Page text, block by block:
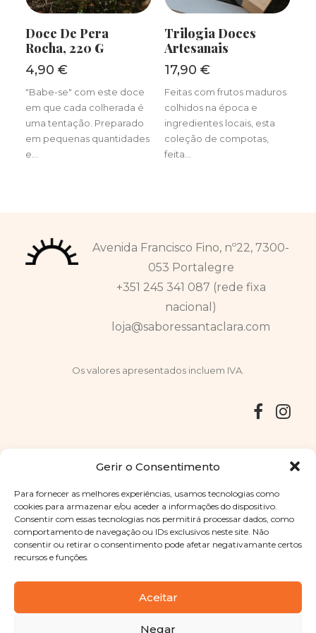
Gerir o Consentimento
Para fornecer as melhores experiências, usamos tecnologias como
cookies para armazenar e/ou aceder a informações do dispositivo.
Consentir com essas tecnologias nos permitirá processar dados, como
comportamento de navegação ou IDs exclusivos neste site. Não
consentir ou retirar o consentimento pode afetar negativamante certos
recursos e funções.
Aceitar
Negar
ADICIONAR
Doce De Pera
Rocha, 220 G
4,90 €
"Babe-se" com este doce
em que cada colherada é
uma tentação. Preparado
em pequenas quantidades
e…
ADICIONAR
Trilogia Doces
Artesanais
17,90 €
Feitas com frutos maduros
colhidos na época e
ingredientes locais, esta
coleção de compotas,
feita…
Avenida Francisco Fino, nº22, 7300-
053 Portalegre
+351 245 341 087 (rede fixa
nacional)
loja@saboressantaclara.com
Os valores apresentados incluem IVA.
Copyright © 2025 Sabores Santa Clara
. Todos os direitos
reservadosPolítica de Privacidade |Termos e condições
Designed byShift Your Branding Agency